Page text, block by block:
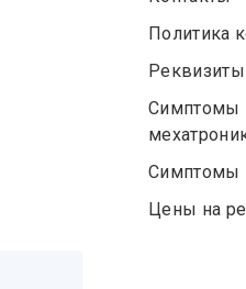
Политика
Симптомы
Симптомы
Цены на